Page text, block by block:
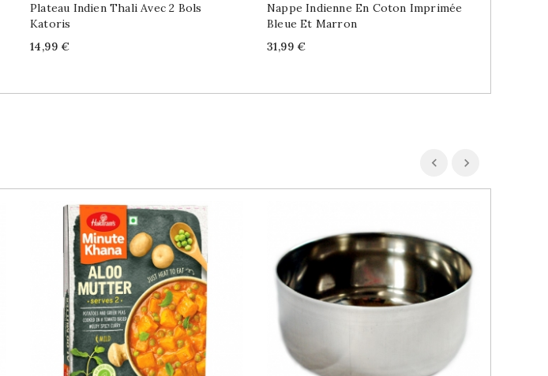
Plateau Indien Thali Avec 2 Bols
Katoris
Price
14,99 €
Nappe Indienne En Coton Imprimée
Bleue Et Marron
Price
31,99 €